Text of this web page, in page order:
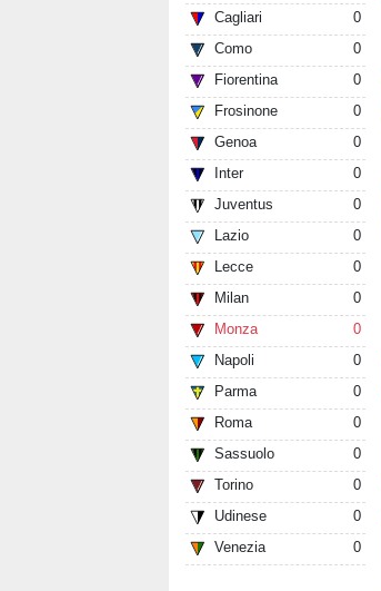
Cagliari
0
Como
0
Fiorentina
0
Frosinone
0
Genoa
0
Inter
0
Juventus
0
Lazio
0
Lecce
0
Milan
0
Monza
0
Napoli
0
Parma
0
Roma
0
Sassuolo
0
Torino
0
Udinese
0
Venezia
0